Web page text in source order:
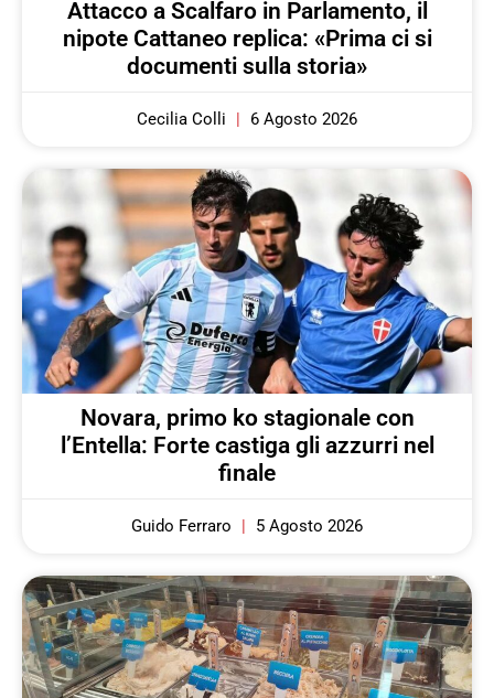
Attacco a Scalfaro in Parlamento, il
nipote Cattaneo replica: «Prima ci si
documenti sulla storia»
Cecilia Colli 6 Agosto 2026
Novara, primo ko stagionale con
l’Entella: Forte castiga gli azzurri nel
finale
Guido Ferraro 5 Agosto 2026